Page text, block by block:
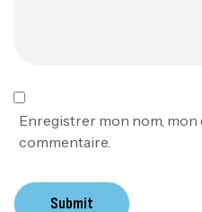
Enregistrer mon nom,
commentaire.
Submit